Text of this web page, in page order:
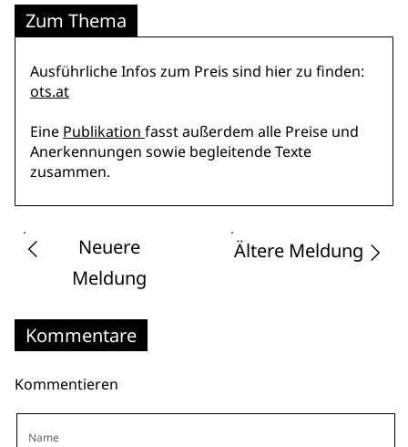
Zum Thema
Ausführliche Infos zum Preis sind hier zu finden:
ots.at
Eine Publikation fasst außerdem alle Preise und
Anerkennungen sowie begleitende Texte
zusammen.
Neuere
Meldung
Ältere Meldung
Kommentare
Kommentieren
Name